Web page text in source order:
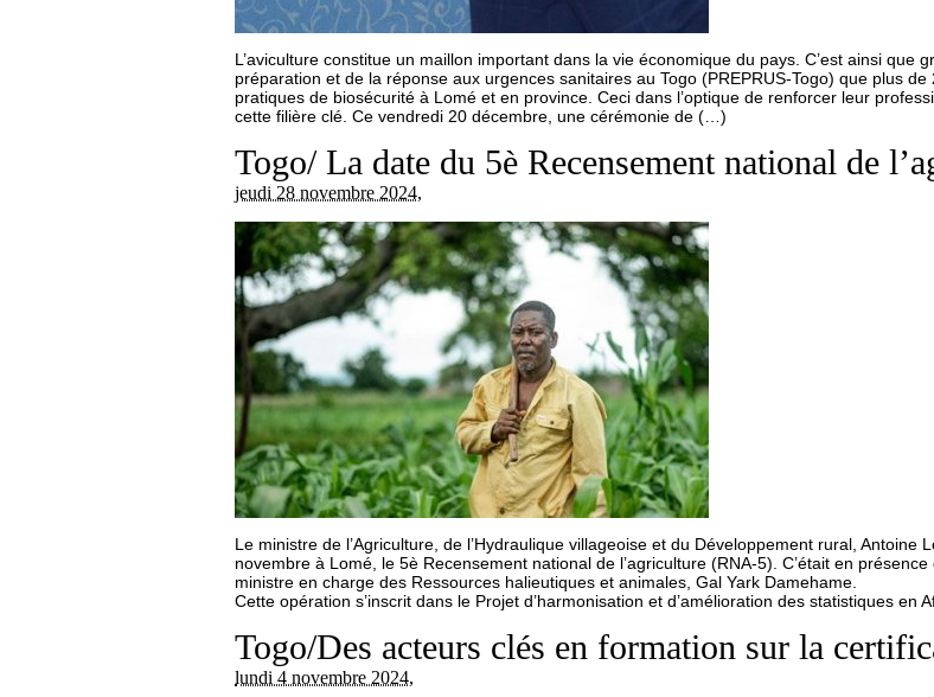
L’aviculture constitue un maillon important dans la vie économique du pays. C’est ainsi que
préparation et de la réponse aux urgences sanitaires au Togo (PREPRUS-Togo) que plus
pratiques de biosécurité à Lomé et en province. Ceci dans l’optique de renforcer leur
cette filière clé. Ce vendredi 20 décembre, une cérémonie de (…)
Togo/ La date du 5è Recensement national de
jeudi 28 novembre 2024,
Le ministre de l’Agriculture, de l’Hydraulique villageoise et du Développement rural,
novembre à Lomé, le 5è Recensement national de l’agriculture (RNA-5). C’était en
ministre en charge des Ressources halieutiques et animales, Gal Yark Damehame.
Cette opération s’inscrit dans le Projet d’harmonisation et d’amélioration des statistiques en
Togo/Des acteurs clés en formation sur la
lundi 4 novembre 2024,